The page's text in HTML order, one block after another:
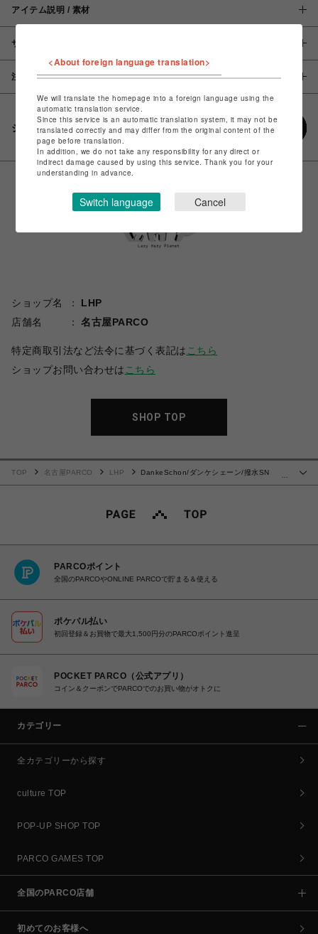
アイテム説明 / 素材
サイズ
注意事項
シェアする
ショップ名
LHP
店舗名
名古屋PARCO
特定商取引法など法令に基づく表記は こちら
ショップお問い合わせは こちら
SHOP TOP
…
TOP 名古屋PARCO LHP
DankeSchon/ダンケシェーン/撥水SN
PARCOポイント
全国のPARCOやONLINE PARCOで貯まる＆使える
ポケパル払い
初回登録＆お買物で最大1,500円分のPARCOポイント進呈
POCKET PARCO（公式アプリ）
コイン＆クーポンでPARCOでのお買い物がオトクに
カテゴリー
全カテゴリーから探す
culture TOP
POP-UP SHOP TOP
PARCO GAMES TOP
全国のPARCO店舗
初めてのお客様へ
<About foreign language translation>
We will translate the homepage into a foreign language using the
automatic translation service.
Since this service is an automatic translation system, it may not be
translated correctly and may differ from the original content of the
page before translation.
In addition, we do not take any responsibility for any direct or
indirect damage caused by using this service. Thank you for your
understanding in advance.
Switch language Cancel